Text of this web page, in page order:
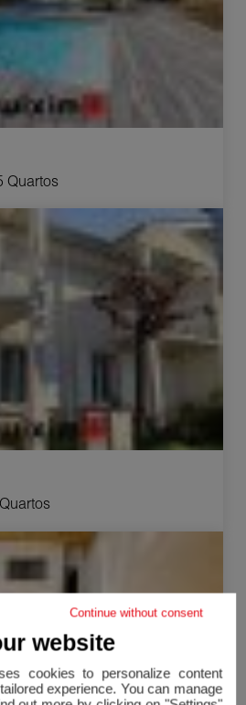
Quartos
Quartos 69 m²
Cestas 4 Quartos 140 m²
Continue without consent
website
cookies to personalize content
experience. You can manage